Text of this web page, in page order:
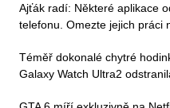
Ajťák radí: Některé aplikace
telefonu. Omezte jejich práci
Téměř dokonalé chytré
Galaxy Watch Ultra2